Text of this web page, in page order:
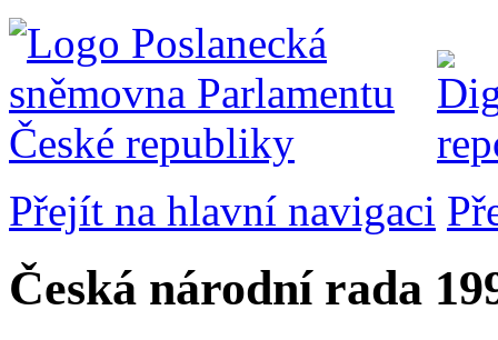
Přejít na hlavní navigaci
Česká národní rada